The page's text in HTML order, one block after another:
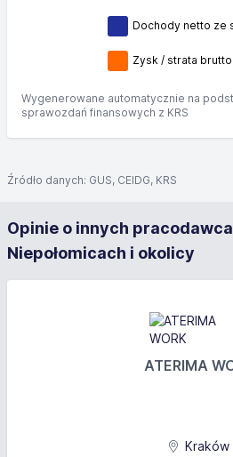
Dochody netto ze
Zysk / strata brutto
Wygenerowane automatycznie na
sprawozdań finansowych z KRS
Źródło danych: GUS, CEIDG, KRS
Opinie o innych
Niepołomicach i okolicy
ATERIMA
Kraków